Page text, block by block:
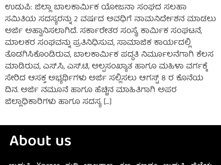
ಉಡುಪಿ: ಜಿಲ್ಲಾ ಬಾಲಕಾರ್ಮಿಕ ಯೋಜನಾ ಸಂಘದ ಸಲಹಾ
ಸಮಿತಿಯ ಸದಸ್ಯರನ್ನು 2 ವರ್ಷದ ಅವಧಿಗೆ ನಾಮನಿರ್ದೇಶನ ಮಾಡಲು
ಅರ್ಜಿ ಅಹ್ವಾನಿಸಲಾಗಿದೆ. ಸರ್ಕಾರೇತರ ಸಂಸ್ಥೆ, ಕಾರ್ಮಿಕ ಸಂಘಟನೆ,
ಮಾಲಕರ ಸಂಘವನ್ನು ಪ್ರತಿನಿಧಿಸುವ, ಸಾಮಾಜಿಕ ಕಾರ್ಯದಲ್ಲಿ
ತೊಡಗಿಸಿಕೊಂಡಿರುವ, ಬಾಲಕಾರ್ಮಿಕ ಪದ್ಧತಿ ನಿರ್ಮೂಲನೆಗಾಗಿ ಕೆಲಸ
ಮಾಡಿರುವ, ಎಸ್.ಸಿ, ಎಸ್.ಟಿ, ಅಲ್ಪಸಂಖ್ಯಾತ ಹಾಗೂ ಮಹಿಳಾ ವರ್ಗಕ್ಕೆ
ಸೇರಿದ ಆಸಕ್ತ ಅಭ್ಯರ್ಥಿಗಳು ಅರ್ಜಿ ಸಲ್ಲಿಸಲು ಆಗಸ್ಟ್ 8 ರ ಕೊನೆಯ
ದಿನ. ಅರ್ಜಿ ನಮೂನೆ ಹಾಗೂ ಹೆಚ್ಚಿನ ಮಾಹಿತಿಗಾಗಿ ಅಪರ
ಜಿಲ್ಲಾಧಿಕಾರಿಗಳು ಹಾಗೂ ಸದಸ್ಯ […]
About us